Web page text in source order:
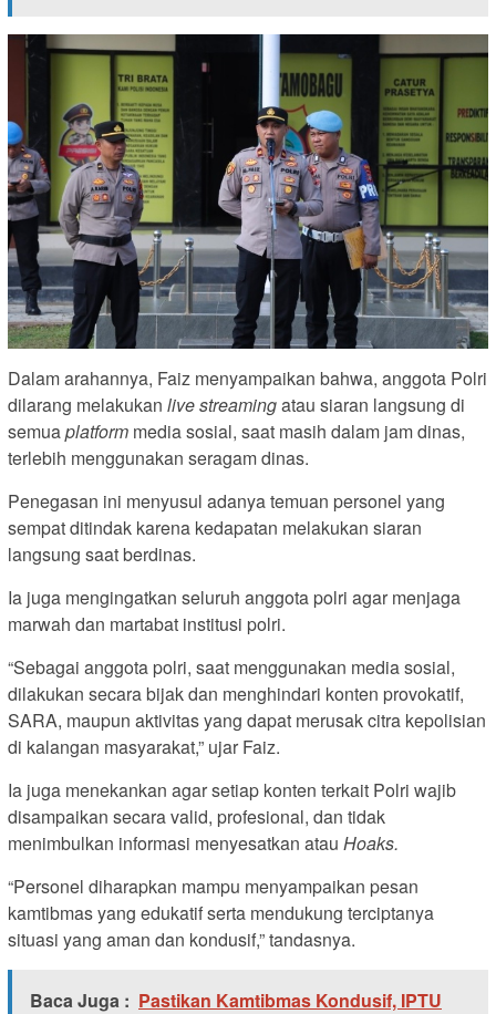
Dalam arahannya, Faiz menyampaikan bahwa, anggota Polri
dilarang melakukan live streamingatau siaran langsung di
semuaplatform media sosial, saat masih dalam jam dinas,
terlebih menggunakan seragam dinas.
Penegasan ini menyusul adanya temuan personel yang
sempat ditindak karena kedapatan melakukan siaran
langsung saat berdinas.
Ia juga mengingatkan seluruh anggota polri agar menjaga
marwah dan martabat institusi polri.
“Sebagai anggota polri, saat menggunakan media sosial,
dilakukan secara bijak dan menghindari konten provokatif,
SARA, maupun aktivitas yang dapat merusak citra kepolisian
di kalangan masyarakat,” ujar Faiz.
Ia juga menekankan agar setiap konten terkait Polri wajib
disampaikan secara valid, profesional, dan tidak
menimbulkan informasi menyesatkan atau Hoaks.
“Personel diharapkan mampu menyampaikan pesan
kamtibmas yang edukatif serta mendukung terciptanya
situasi yang aman dan kondusif,” tandasnya.
Baca Juga : Pastikan Kamtibmas Kondusif, IPTU